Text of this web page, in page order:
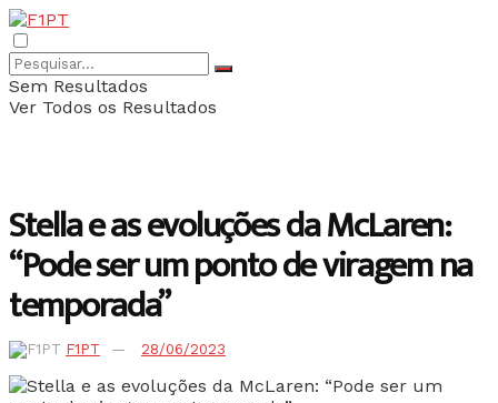
Sem Resultados
Ver Todos os Resultados
Stella e as evoluções da McLaren:
“Pode ser um ponto de viragem na
temporada”
F1PT 28/06/2023